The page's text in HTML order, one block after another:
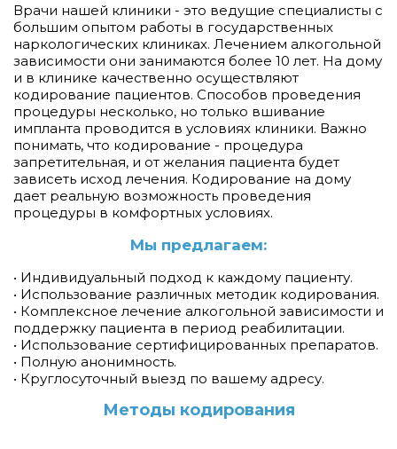
Врачи нашей клиники - это ведущие специалисты с
большим опытом работы в государственных
наркологических клиниках. Лечением алкогольной
зависимости они занимаются более 10 лет. На дому
и в клинике качественно осуществляют
кодирование пациентов. Способов проведения
процедуры несколько, но только вшивание
импланта проводится в условиях клиники. Важно
понимать, что кодирование - процедура
запретительная, и от желания пациента будет
зависеть исход лечения. Кодирование на дому
дает реальную возможность проведения
процедуры в комфортных условиях.
Мы предлагаем:
• Индивидуальный подход к каждому пациенту.
• Использование различных методик кодирования.
• Комплексное лечение алкогольной зависимости и
поддержку пациента в период реабилитации.
• Использование сертифицированных препаратов.
• Полную анонимность.
• Круглосуточный выезд по вашему адресу.
Методы кодирования